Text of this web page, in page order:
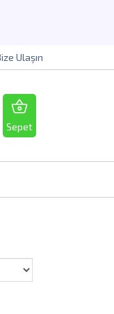
Ulaşın
Sepet